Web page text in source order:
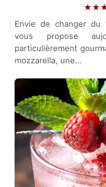
Envie de changer du
vous propose
particulièrement
mozzarella, une…